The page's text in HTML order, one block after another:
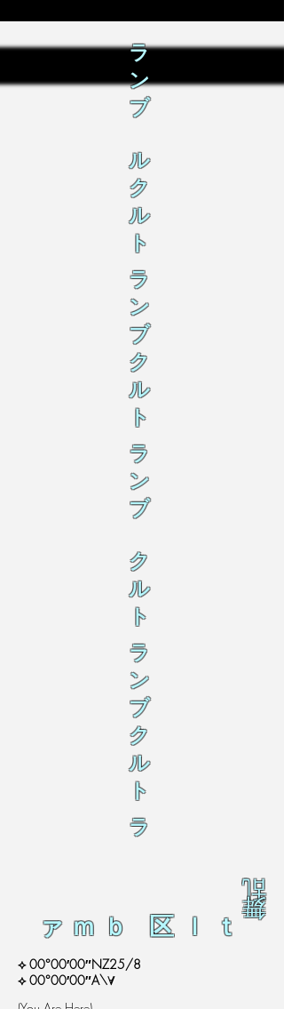
ラ
ン
ブ
ル
ク
ル
ト
ラ
ン
ブ
ク
ル
ト
ラ
ン
ブ
ク
ル
ト
ラ
ン
ブ
ク
ル
ト
ラ
乱
舞
ァｍｂ 区ｌｔ
⟡ 00°00′00″NZ25/8
⟡ 00°00′00″A\∀